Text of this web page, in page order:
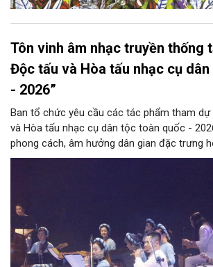
Tôn vinh âm nhạc truyền thống
Độc tấu và Hòa tấu nhạc cụ
- 2026”
Ban tổ chức yêu cầu các tác phẩm tham
và Hòa tấu nhạc cụ dân tộc toàn quốc -
phong cách, âm hưởng dân gian đặc trưng
phối khí mới trên nền tảng làn điệu âm
Nam, đồng thời phải được trình diễn trực